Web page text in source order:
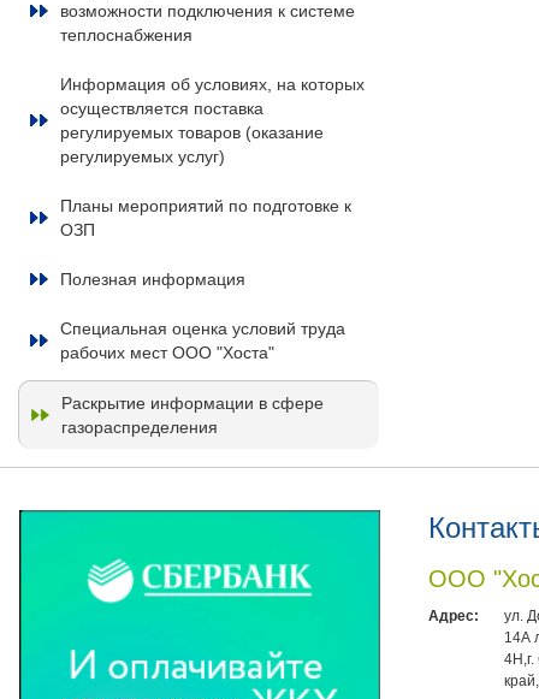
возможности подключения к системе
теплоснабжения
Информация об условиях, на которых
осуществляется поставка
регулируемых товаров (оказание
регулируемых услуг)
Планы мероприятий по подготовке к
ОЗП
Полезная информация
Специальная оценка условий труда
рабочих мест ООО "Хоста"
Раскрытие информации в сфере
газораспределения
ООО
Адрес:
ул.
14А